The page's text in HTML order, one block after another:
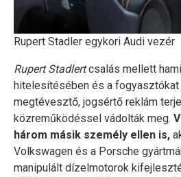
Rupert Stadler egykori Audi vezér
Rupert Stadlertcsalás mellett
hitelesítésében és a
megtévesztő, jogsértő reklám
közreműködéssel vádolták meg.
három másik személy ellen is,
Volkswagen és a Porsche
manipulált dízelmotorok